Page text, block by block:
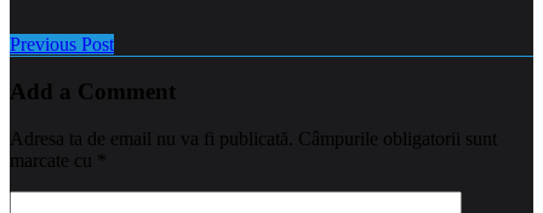
Previous Post
Add a Comment
Adresa ta de email nu va fi publicată. Câmpurile obligatorii sunt
marcate cu